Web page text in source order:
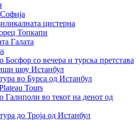
цистерна
Топкапи
Галата
Босфор со вечера и турска претстава
шоу Истанбул
во Бурса од Истанбул
Tours
Галиполи во текот на денот од
до Троја од Истанбул